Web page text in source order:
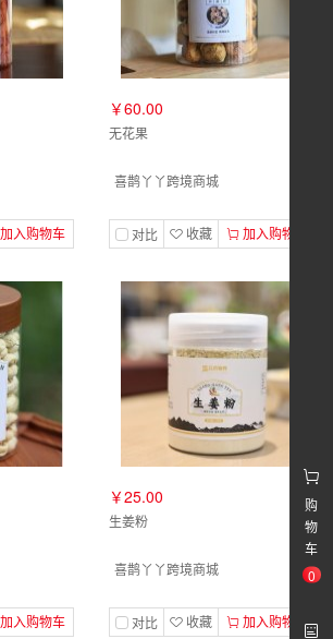
购
物
车
0
加入购物车
￥60.00
无花果
喜鹊丫丫跨境商城
对比 收藏 加入购物车
加入购物车
￥25.00
生姜粉
喜鹊丫丫跨境商城
对比 收藏 加入购物车